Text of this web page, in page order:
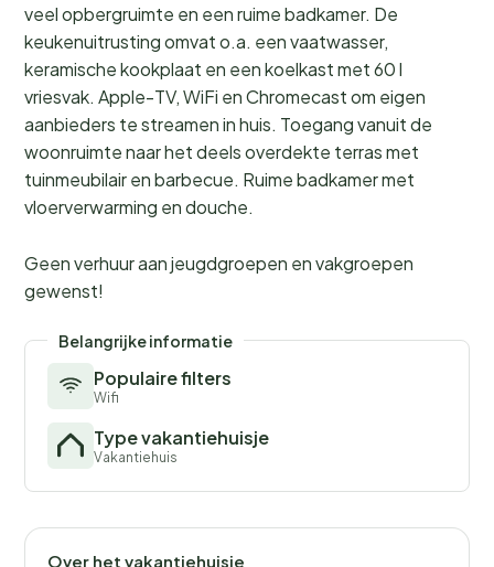
veel opbergruimte en een ruime badkamer. De
keukenuitrusting omvat o.a. een vaatwasser,
keramische kookplaat en een koelkast met 60 l
vriesvak. Apple-TV, WiFi en Chromecast om eigen
aanbieders te streamen in huis. Toegang vanuit de
woonruimte naar het deels overdekte terras met
tuinmeubilair en barbecue. Ruime badkamer met
vloerverwarming en douche.
Geen verhuur aan jeugdgroepen en vakgroepen
gewenst!
Belangrijke informatie
Populaire filters
Wifi
Type vakantiehuisje
Vakantiehuis
Over het vakantiehuisje